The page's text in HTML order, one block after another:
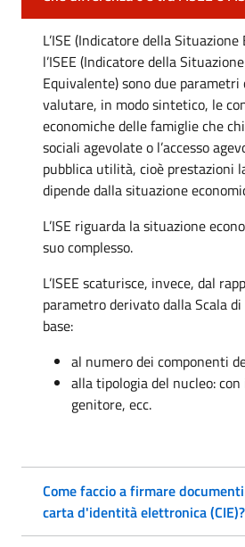
L’ISE (Indicatore della Situazione
l’ISEE (Indicatore della
Equivalente) sono due
valutare, in modo sintetico, le
economiche delle famiglie che
sociali agevolate o l’accesso
pubblica utilità, cioè prestazioni
dipende dalla situazione
L’ISE riguarda la situazione
suo complesso.
L’ISEE scaturisce, invece, dal
parametro derivato dalla Scala
base:
al numero dei componenti
alla tipologia del nucleo:
genitore, ecc.
Come faccio a firmare
carta d'identità elettronica (CIE)?